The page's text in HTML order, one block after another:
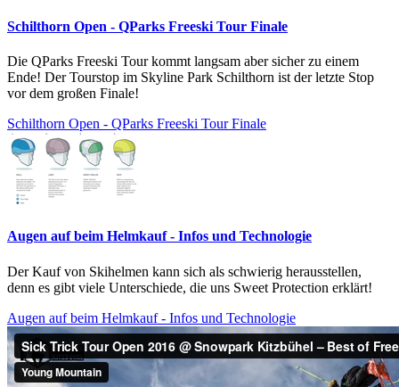
Schilthorn Open - QParks Freeski Tour Finale
Die QParks Freeski Tour kommt langsam aber sicher zu einem
Ende! Der Tourstop im Skyline Park Schilthorn ist der letzte Stop
vor dem großen Finale!
Schilthorn Open - QParks Freeski Tour Finale
Augen auf beim Helmkauf - Infos und Technologie
Der Kauf von Skihelmen kann sich als schwierig herausstellen,
denn es gibt viele Unterschiede, die uns Sweet Protection erklärt!
Augen auf beim Helmkauf - Infos und Technologie